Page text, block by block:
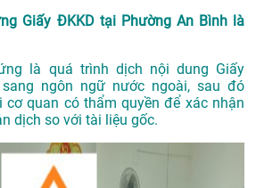
Giấy ĐKKD tại Phường An Bình là
là quá trình dịch nội dung Giấy
ngôn ngữ nước ngoài, sau đó
quan có thẩm quyền để xác nhận
dịch so với tài liệu gốc.